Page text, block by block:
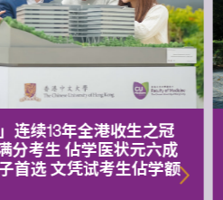
连续13年全港收生之冠
分考生 佔学医状元六成
首选 文凭试考生佔学额